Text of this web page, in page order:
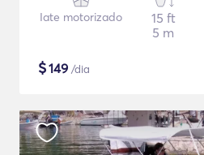
Iate motorizado
15 ft
5 m
$149 /dia